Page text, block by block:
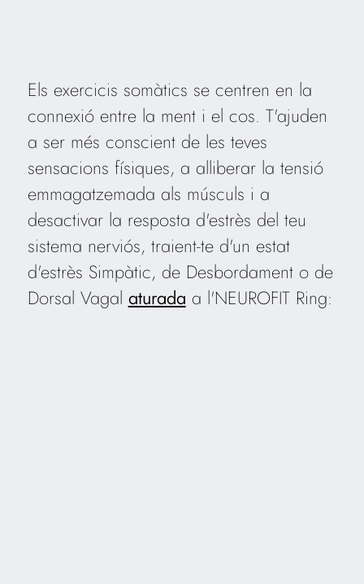
Els exercicis somàtics se centren en la
connexió entre la ment i el cos. T'ajuden
a ser més conscient de les teves
sensacions físiques, a alliberar la tensió
emmagatzemada als músculs i a
desactivar la resposta d'estrès del teu
sistema nerviós, traient-te d'un estat
d'estrès Simpàtic, de Desbordament o de
Dorsal Vagal aturada a l'NEUROFIT Ring: